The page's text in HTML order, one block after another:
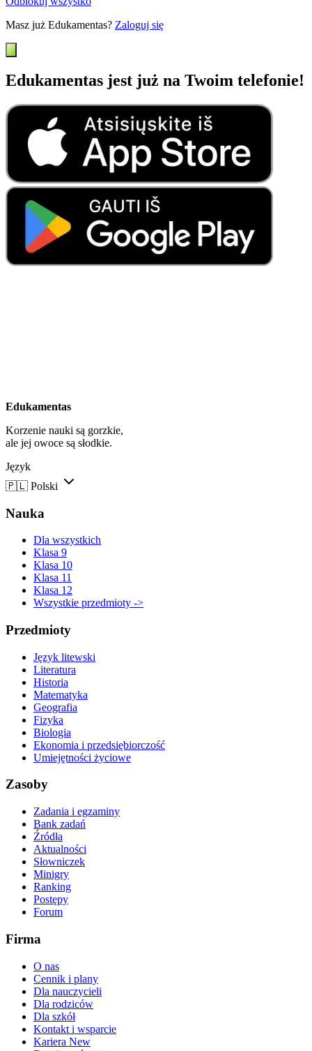
Masz już Edukamentas? Zaloguj się
Edukamentas jest już na Twoim telefonie!
Edukamentas
Korzenie nauki są gorzkie,
ale jej owoce są słodkie.
Język
🇵🇱 Polski
Nauka
Dla wszystkich
Klasa 9
Klasa 10
Klasa 11
Klasa 12
Wszystkie przedmioty ->
Przedmioty
Język litewski
Literatura
Historia
Matematyka
Geografia
Fizyka
Biologia
Ekonomia i przedsiębiorczość
Umiejętności życiowe
Zasoby
Zadania i egzaminy
Bank zadań
Źródła
Aktualności
Słowniczek
Minigry
Ranking
Postępy
Forum
Firma
O nas
Cennik i plany
Dla nauczycieli
Dla rodziców
Dla szkół
Kontakt i wsparcie
Kariera New